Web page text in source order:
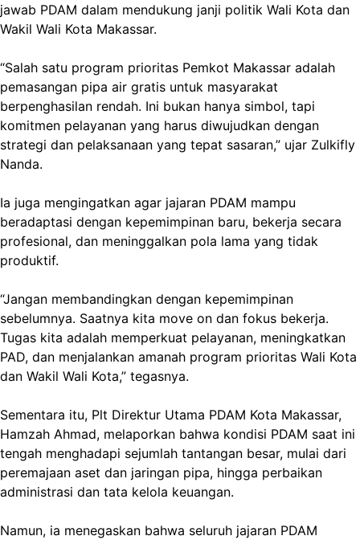
jawab PDAM dalam mendukung janji politik Wali Kota dan
Wakil Wali Kota Makassar.
“Salah satu program prioritas Pemkot Makassar adalah
pemasangan pipa air gratis untuk masyarakat
berpenghasilan rendah. Ini bukan hanya simbol, tapi
komitmen pelayanan yang harus diwujudkan dengan
strategi dan pelaksanaan yang tepat sasaran,” ujar Zulkifly
Nanda.
Ia juga mengingatkan agar jajaran PDAM mampu
beradaptasi dengan kepemimpinan baru, bekerja secara
profesional, dan meninggalkan pola lama yang tidak
produktif.
“Jangan membandingkan dengan kepemimpinan
sebelumnya. Saatnya kita move on dan fokus bekerja.
Tugas kita adalah memperkuat pelayanan, meningkatkan
PAD, dan menjalankan amanah program prioritas Wali Kota
dan Wakil Wali Kota,” tegasnya.
Sementara itu, Plt Direktur Utama PDAM Kota Makassar,
Hamzah Ahmad, melaporkan bahwa kondisi PDAM saat ini
tengah menghadapi sejumlah tantangan besar, mulai dari
peremajaan aset dan jaringan pipa, hingga perbaikan
administrasi dan tata kelola keuangan.
Namun, ia menegaskan bahwa seluruh jajaran PDAM